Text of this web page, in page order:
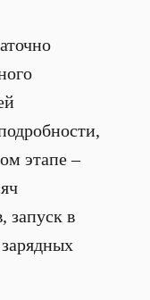
этапе –
запуск в